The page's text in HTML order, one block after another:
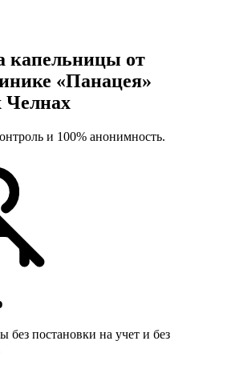
капельницы от
«Панацея»
Челнах
и 100% анонимность.
постановки на учет и без